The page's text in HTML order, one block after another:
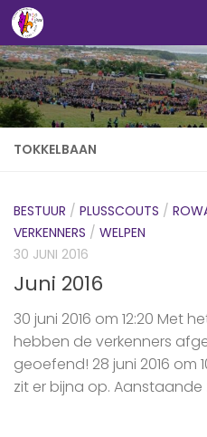
Doorgaan naar inhoud
TOKKELBAAN
BESTUUR / PLUSSCOUTS /
VERKENNERS / WELPEN
30 JUNI 2016
Juni 2016
30 juni 2016 om 12:20 Met
hebben de ‪verkenners‬
geoefend! 28 juni 2016 om
zit er bijna op.